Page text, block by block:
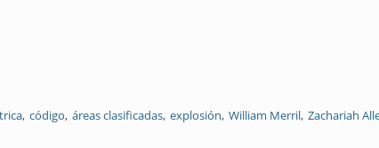
código áreas clasificadas explosión William Merril Zachariah